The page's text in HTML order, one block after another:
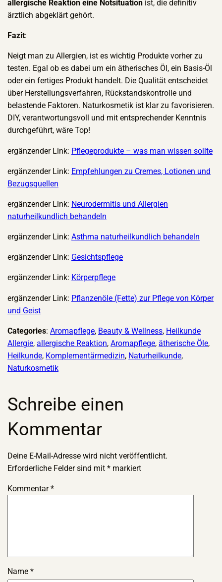
allergische Reaktion eine Notsituation ist, die definitiv
ärztlich abgeklärt gehört.
Fazit:
Neigt man zu Allergien, ist es wichtig Produkte vorher zu
testen. Egal ob es dabei um ein ätherisches Öl, ein Basis-Öl
oder ein fertiges Produkt handelt. Die Qualität entscheidet
über Herstellungsverfahren, Rückstandskontrolle und
belastende Faktoren. Naturkosmetik ist klar zu favorisieren.
DIY, verantwortungsvoll und mit entsprechender Kenntnis
durchgeführt, wäre Top!
ergänzender Link: Pflegeprodukte – was man wissen sollte
ergänzender Link: Empfehlungen zu Cremes, Lotionen und
Bezugsquellen
ergänzender Link: Neurodermitis und Allergien
naturheilkundlich behandeln
ergänzender Link:Asthma naturheilkundlich behandeln
ergänzender Link: Gesichtspflege
ergänzender Link: Körperpflege
ergänzender Link: Pflanzenöle (Fette) zur Pflege von Körper
und Geist
Categories:Aromapflege, Beauty & Wellness, Heilkunde
Allergie, allergische Reaktion, Aromapflege, ätherische Öle
Heilkunde, Komplementärmedizin, Naturheilkunde
Naturkosmetik
Schreibe einen
Kommentar
Deine E-Mail-Adresse wird nicht veröffentlicht.
Erforderliche Felder sind mit* markiert
Kommentar*
Name*